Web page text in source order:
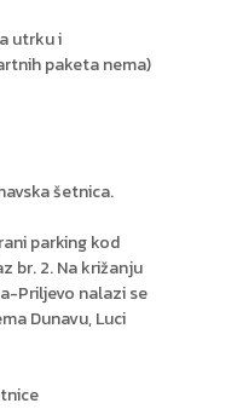
utrku i
paketa nema)
šetnica.
parking kod
br. 2. Na križanju
Priljevo nalazi se
Dunavu, Luci